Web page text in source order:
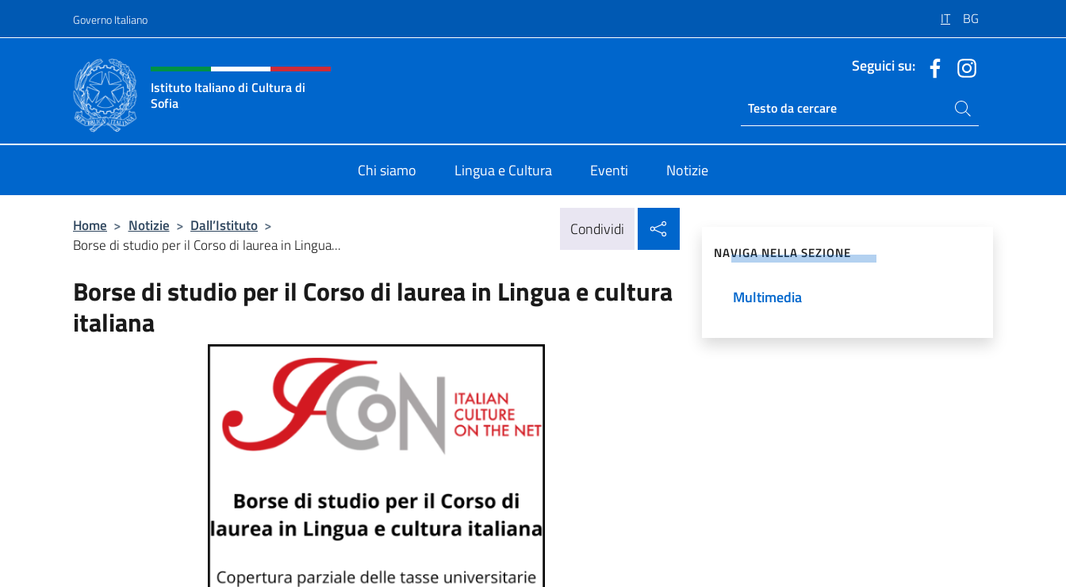
Governo Italiano IT BG
Intestazione sito, social e menù
Istituto Italiano di Cultura di
Sofia
Seguici su:
Ricerca sito live
Cerca nel sito
Chi siamo Lingua e Cultura Eventi Notizie
Home > Notizie > Dall’Istituto >
Borse di studio per il Corso di laurea in Lingua...
Condividi
Borse di studio per il Corso di laurea in Lingua e cultura
italiana
NAVIGA NELLA SEZIONE
Multimedia